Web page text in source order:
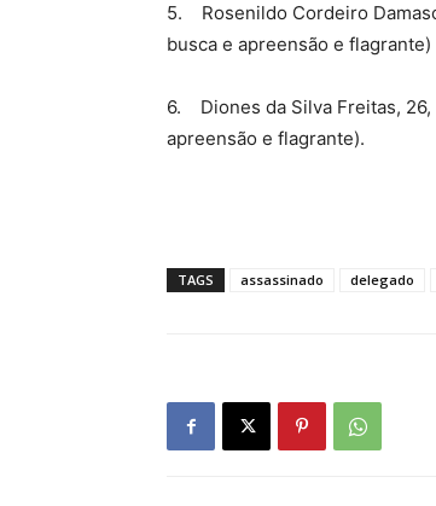
5. Rosenildo Cordeiro
busca e apreensão e flagrante)
6. Diones da Silva Freitas, 26,
apreensão e flagrante).
TAGS assassinado delegado